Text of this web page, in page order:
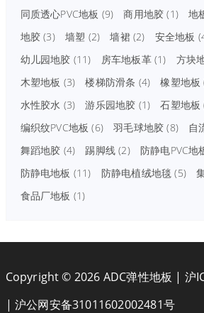
同质透心PVC地板 (9) 商用地胶 (1) 地
地胶(3) 墙塑 (2) 墙裙(2) 安全地板
幼儿园地胶 (11) 房车地板革(1) 方块
木塑地板 (3) 楼梯防滑条 (4) 橡塑地板
水性胶水 (3) 游乐园地胶 (1) 石塑地板
编织纹PVC地板 (6) 羽毛球地胶 (8) 自
舞蹈地胶 (4) 踢脚线(2) 防静电PVC地
防静电地板 (11) 防静电植绒地毯 (5)
食品厂地板 (1)
Copyright © 2026 ADC弹性地板 | 沪
| 沪公网安备31011602002481号